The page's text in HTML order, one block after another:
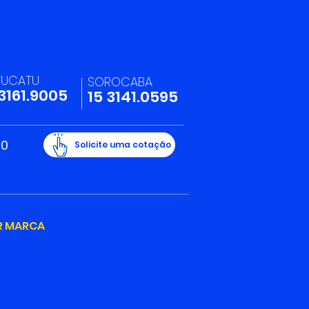
SOROCABA
15 3141.0595
MARCA
Solicite uma cotação